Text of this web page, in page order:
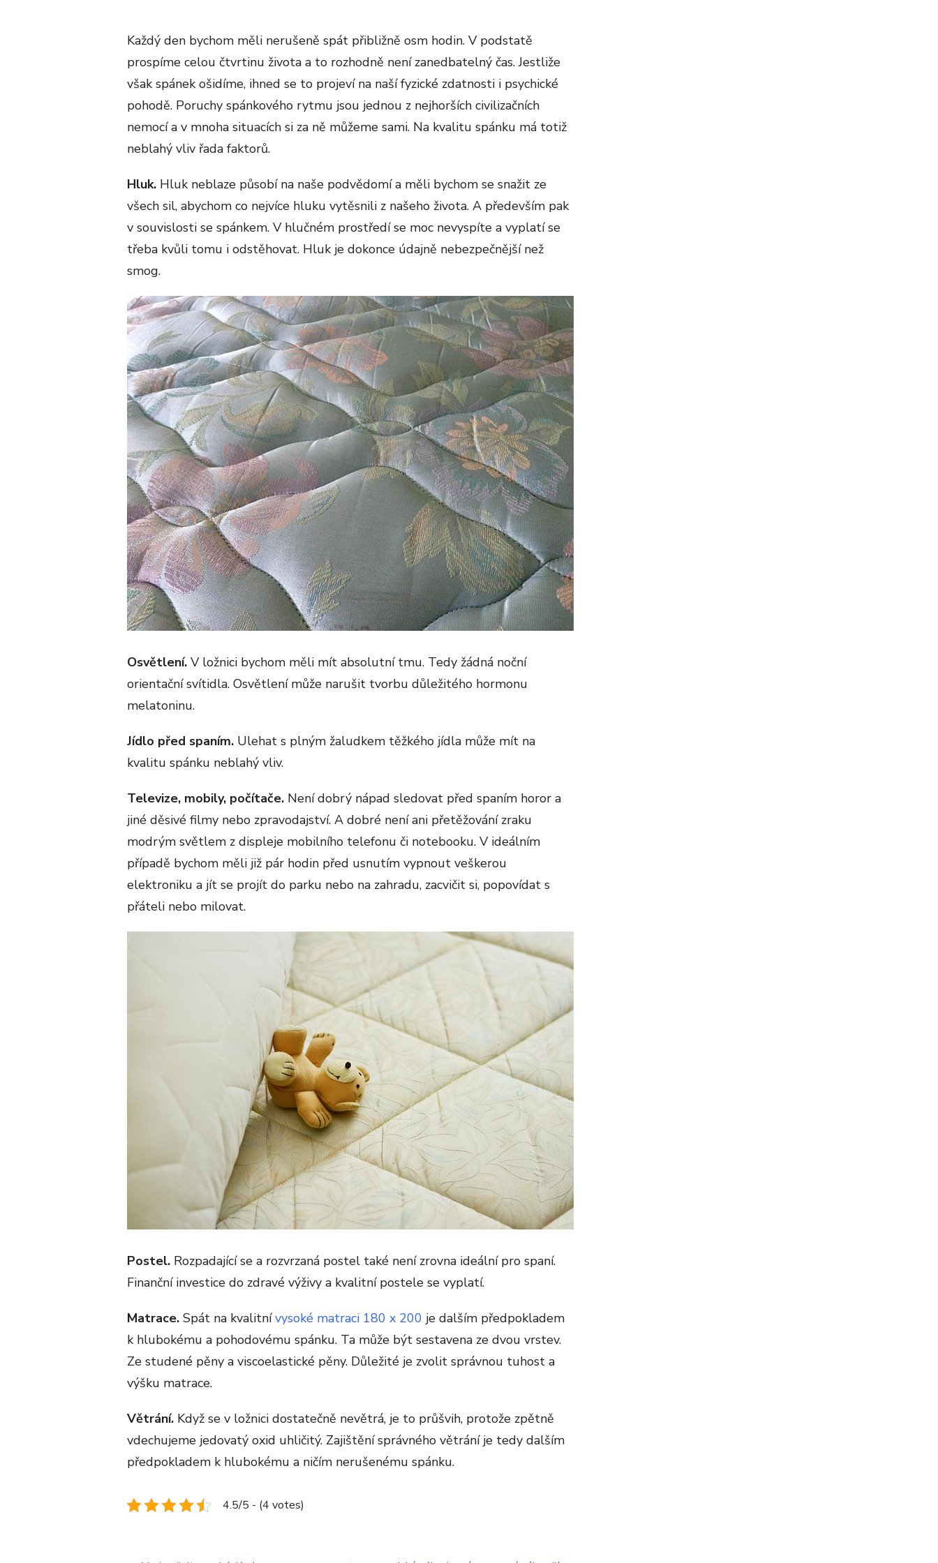
Každý den bychom měli nerušeně spát přibližně osm hodin. V podstatě
prospíme celou čtvrtinu života a to rozhodně není zanedbatelný čas. Jestliže
však spánek ošidíme, ihned se to projeví na naší fyzické zdatnosti i psychické
pohodě. Poruchy spánkového rytmu jsou jednou z nejhorších civilizačních
nemocí a v mnoha situacích si za ně můžeme sami. Na kvalitu spánku má totiž
neblahý vliv řada faktorů.
Hluk. Hluk neblaze působí na naše podvědomí a měli bychom se snažit ze
všech sil, abychom co nejvíce hluku vytěsnili z našeho života. A především pak
v souvislosti se spánkem. V hlučném prostředí se moc nevyspíte a vyplatí se
třeba kvůli tomu i odstěhovat. Hluk je dokonce údajně nebezpečnější než
smog.
Osvětlení. V ložnici bychom měli mít absolutní tmu. Tedy žádná noční
orientační svítidla. Osvětlení může narušit tvorbu důležitého hormonu
melatoninu.
Jídlo před spaním. Ulehat s plným žaludkem těžkého jídla může mít na
kvalitu spánku neblahý vliv.
Televize, mobily, počítače. Není dobrý nápad sledovat před spaním horor a
jiné děsivé filmy nebo zpravodajství. A dobré není ani přetěžování zraku
modrým světlem z displeje mobilního telefonu či notebooku. V ideálním
případě bychom měli již pár hodin před usnutím vypnout veškerou
elektroniku a jít se projít do parku nebo na zahradu, zacvičit si, popovídat s
přáteli nebo milovat.
Postel. Rozpadající se a rozvrzaná postel také není zrovna ideální pro spaní.
Finanční investice do zdravé výživy a kvalitní postele se vyplatí.
Matrace. Spát na kvalitnívysoké matraci 180 x 200 je dalším předpokladem
k hlubokému a pohodovému spánku. Ta může být sestavena ze dvou vrstev.
Ze studené pěny a viscoelastické pěny. Důležité je zvolit správnou tuhost a
výšku matrace.
Větrání. Když se v ložnici dostatečně nevětrá, je to průšvih, protože zpětně
vdechujeme jedovatý oxid uhličitý. Zajištění správného větrání je tedy dalším
předpokladem k hlubokému a ničím nerušenému spánku.
4.5/5 - (4 votes)